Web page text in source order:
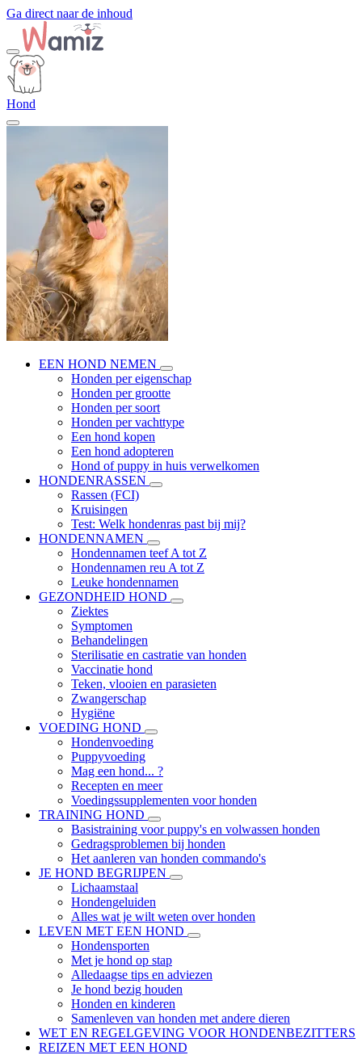
Ga direct naar de inhoud
Hond
EEN HOND NEMEN
Honden per eigenschap
Honden per grootte
Honden per soort
Honden per vachttype
Een hond kopen
Een hond adopteren
Hond of puppy in huis verwelkomen
HONDENRASSEN
Rassen (FCI)
Kruisingen
Test: Welk hondenras past bij mij?
HONDENNAMEN
Hondennamen teef A tot Z
Hondennamen reu A tot Z
Leuke hondennamen
GEZONDHEID HOND
Ziektes
Symptomen
Behandelingen
Sterilisatie en castratie van honden
Vaccinatie hond
Teken, vlooien en parasieten
Zwangerschap
Hygiëne
VOEDING HOND
Hondenvoeding
Puppyvoeding
Mag een hond... ?
Recepten en meer
Voedingssupplementen voor honden
TRAINING HOND
Basistraining voor puppy's en volwassen honden
Gedragsproblemen bij honden
Het aanleren van honden commando's
JE HOND BEGRIJPEN
Lichaamstaal
Hondengeluiden
Alles wat je wilt weten over honden
LEVEN MET EEN HOND
Hondensporten
Met je hond op stap
Alledaagse tips en adviezen
Je hond bezig houden
Honden en kinderen
Samenleven van honden met andere dieren
WET EN REGELGEVING VOOR HONDENBEZITTERS
REIZEN MET EEN HOND